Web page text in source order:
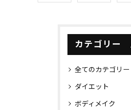
カテゴリー
全てのカテゴリー
ダイエット
ボディメイク